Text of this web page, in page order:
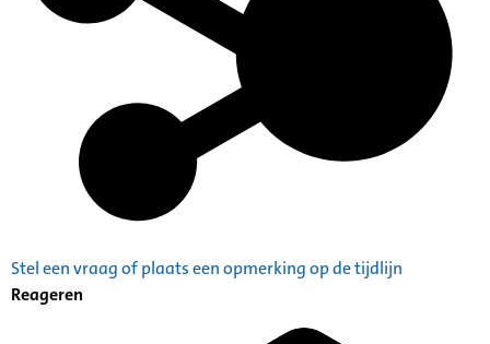
Stel een vraag of plaats een opmerking op de tijdlijn
Reageren